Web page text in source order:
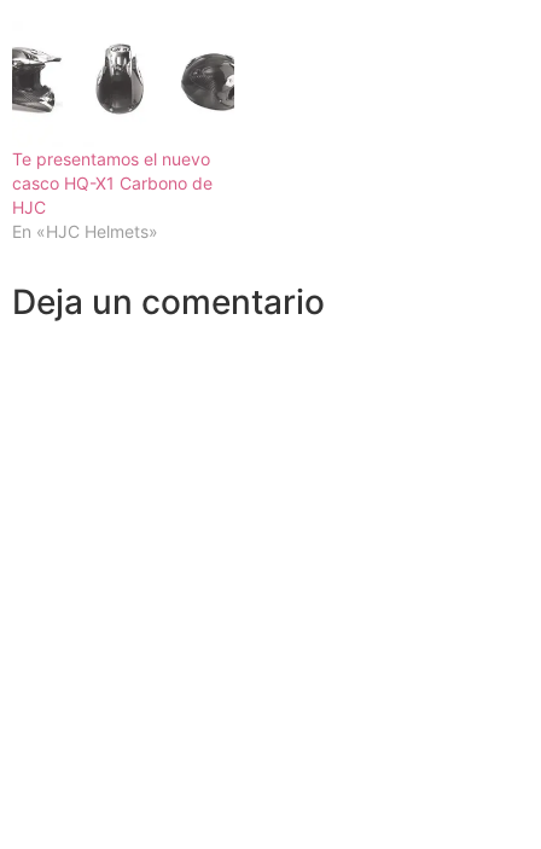
Te presentamos el nuevo
casco HQ-X1 Carbono de
HJC
En «HJC Helmets»
Deja un comentario